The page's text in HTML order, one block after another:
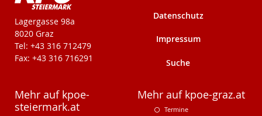
KPÖ-Steiermark
Lagergasse 98a
8020 Graz
Tel: +43 316 712479
Fax: +43 316 716291
Datenschutz
Impressum
Suche
Mehr auf kpoe-
steiermark.at
Mehr auf kpoe-graz.at
Termine